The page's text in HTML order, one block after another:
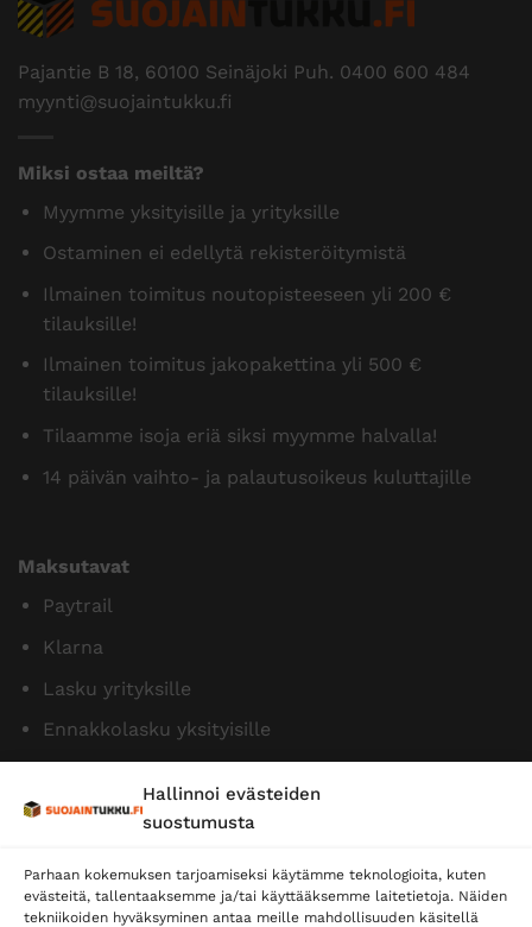
Hallinnoi evästeiden
suostumusta
Parhaan kokemuksen tarjoamiseksi käytämme teknologioita, kuten
evästeitä, tallentaaksemme ja/tai käyttääksemme laitetietoja. Näiden
tekniikoiden hyväksyminen antaa meille mahdollisuuden käsitellä
Pajantie B 18, 60100 Seinäjoki Puh. 0400 600 484
myynti@suojaintukku.fi
Miksi ostaa meiltä?
Myymme yksityisille ja yrityksille
Ostaminen ei edellytä rekisteröitymistä
Ilmainen toimitus noutopisteeseen yli 200 €
tilauksille!
Ilmainen toimitus jakopakettina yli 500 €
tilauksille!
Tilaamme isoja eriä siksi myymme halvalla!
14 päivän vaihto- ja palautusoikeus kuluttajille
Maksutavat
Paytrail
Klarna
Lasku yrityksille
Ennakkolasku yksityisille